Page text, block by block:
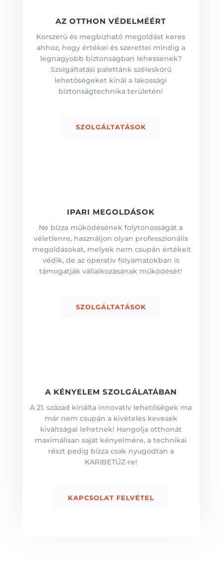
AZ OTTHON VÉDELMÉÉRT
Korszerű és megbízható megoldást keres
ahhoz, hogy értékei és szerettei mindig a
legnagyobb biztonságban lehessenek?
Szolgáltatási palettánk széleskörű
lehetőségeket kínál a lakossági
biztonságtechnika területén!
SZOLGÁLTATÁSOK
IPARI MEGOLDÁSOK
Ne bízza működésének folytonosságát a
véletlenre, használjon olyan professzionális
megoldásokat, melyek nem csupán értékeit
védik, de az operatív folyamatokban is
támogatják vállalkozásának működését!
SZOLGÁLTATÁSOK
A KÉNYELEM SZOLGÁLATÁBAN
A 21. század kínálta innovatív lehetőségek ma
már nem csupán a kivételes kevesek
kiváltságai lehetnek! Hangolja otthonát
maximálisan saját kényelmére, a technikai
részt pedig bízza csak nyugodtan a
KARIBETŰZ-re!
KAPCSOLAT FELVÉTEL